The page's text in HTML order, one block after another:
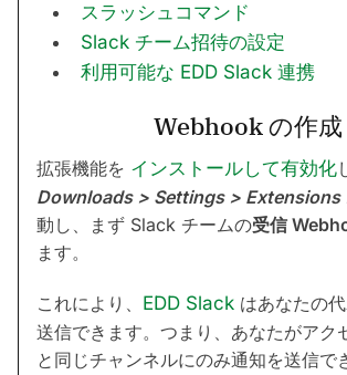
スラッシュコマンド
Slack チーム招待の設定
利用可能な EDD Slack 連携
Webhook の作成
拡張機能を インストールして有効化
Downloads > Settings > Extensions
動し、まず Slack チームの受信
ます。
これにより、 EDD Slack はあなたの
送信できます。つまり、あなたがアク
と同じチャンネルにのみ通知を送信で